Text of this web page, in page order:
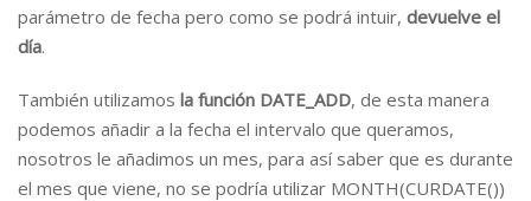
parámetro de fecha pero como se podrá intuir, devuelve el
día.
También utilizamos la función DATE_ADD, de esta manera
podemos añadir a la fecha el intervalo que queramos,
nosotros le añadimos un mes, para así saber que es durante
el mes que viene, no se podría utilizar MONTH(CURDATE())